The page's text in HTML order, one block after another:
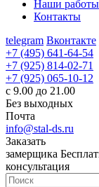
Наши работы
Контакты
telegram Вконтакте
+7 (495) 641-64-54
+7 (925) 814-02-71
+7 (925) 065-10-12
с 9.00 до 21.00
Без выходных
Почта
info@stal-ds.ru
Заказать
замерщика
консультация